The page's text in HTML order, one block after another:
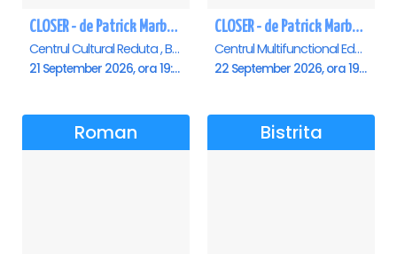
CLOSER - de Patrick Marber - Premiera - Brasov
Centrul Cultural Reduta , Brasov
21 September 2026, ora 19:00
CLOSER - de Patrick Marber - Premiera - Constanta
Centrul Multifunctional Educativ pentru Tineret Jean Constantin, Constanta
22 September 2026, ora 19:00
Roman Bistrita